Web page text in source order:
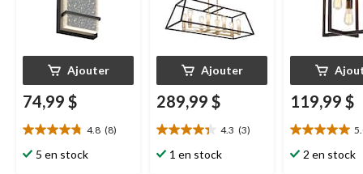
Ajouter
74,99 $
4.8 (8)
4.8
étoile(s)
5 en stock
Ajouter
289,99 $
4.3 (3)
4.3
étoile(s)
1 en stock
119,99 $
5.0
étoile(s)
2 en stock